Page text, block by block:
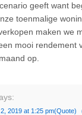
geeft want
toenmalige
maken we
mooi rendement
op.
2019 at 1:25 pm(Quote)